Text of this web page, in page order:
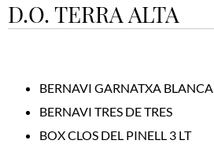
D.O. TERRA ALTA
BERNAVI GARNATXA BLANCA
BERNAVI TRES DE TRES
BOX CLOS DEL PINELL 3 LT